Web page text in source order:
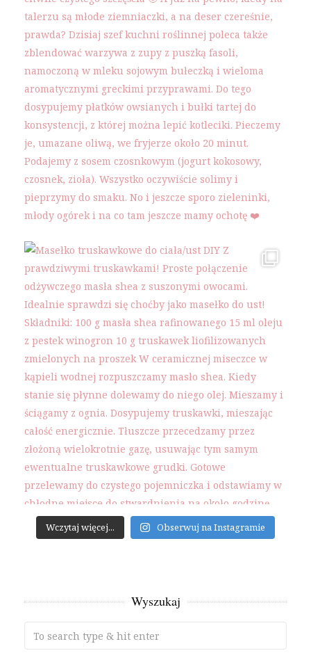
Wczytaj więcej... Obserwuj na Instagramie
Wyszukaj